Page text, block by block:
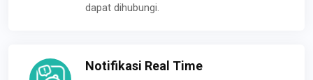
dapat dihubungi.
Notifikasi Real Time